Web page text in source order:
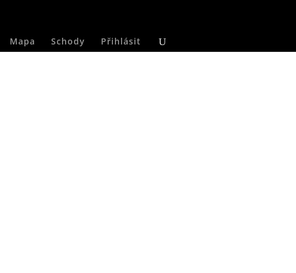
Mapa Schody Přihlásit